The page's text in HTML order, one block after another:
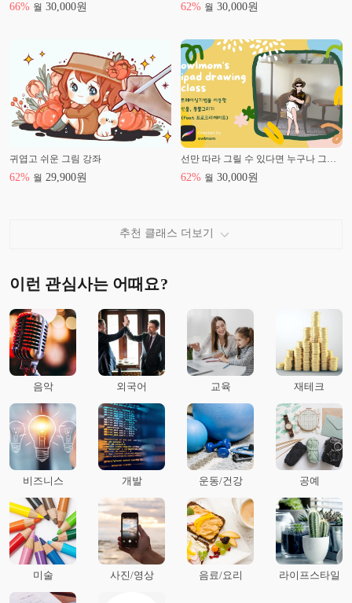
66% 월 30,000원 62% 월 30,000원
귀엽고 쉬운 그림 강좌
62% 월 29,900원 62% 월 30,000원
추천 클래스 더보기
이런 관심사는 어때요?
음악 외국어 교육 재테크
비즈니스 개발 운동/건강 공예
미술 사진/영상 음료/요리 라이프스타일